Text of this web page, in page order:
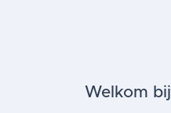
Welkom bij